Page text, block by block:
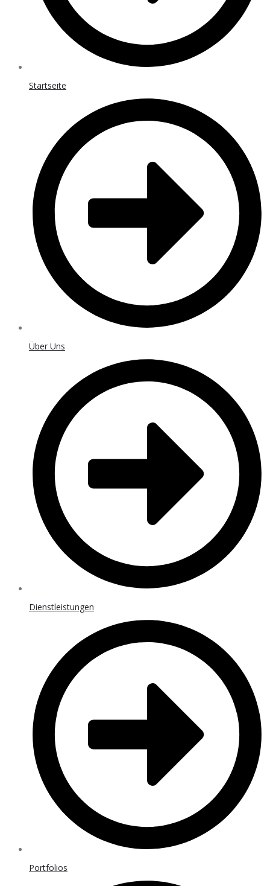
Startseite
Über Uns
Dienstleistungen
Portfolios